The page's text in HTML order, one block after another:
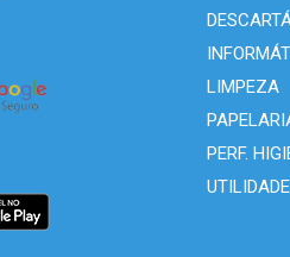
LIMPEZA
PERF.